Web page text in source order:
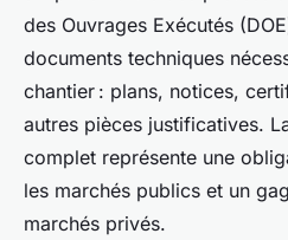
des Ouvrages Exécutés
documents techniques
chantier : plans, notices,
autres pièces justificatives.
complet représente une
les marchés publics et un
marchés privés.